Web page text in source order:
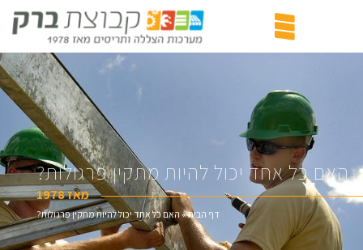
האם כל אחד יכול להיות מתקין פרגולות?
מאז 1978
דף הבית» האם כל אחד יכול להיות מתקין פרגולות?